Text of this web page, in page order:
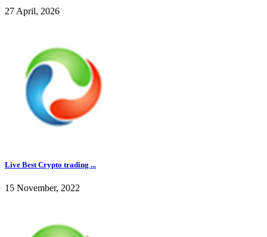
27 April, 2026
Live Best Crypto trading ...
15 November, 2022